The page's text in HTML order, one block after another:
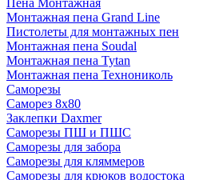
Пена Монтажнaя
Монтажная пена Grand Linе
Пистолеты для монтажных пен
Монтажная пена Soudal
Монтажная пена Tytan
Монтажная пена Технониколь
Саморезы
Саморез 8х80
Заклепки Daxmer
Саморезы ПШ и ПШС
Саморезы для забора
Саморезы для кляммеров
Саморезы для крюков водостока